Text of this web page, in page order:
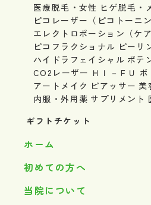
医療脱毛・女性 ヒゲ脱毛・
ピコレーザー（ピコトーニン
エレクトロポーション（ケ
ピコフラクショナル ピーリ
ハイドラフェイシャル ポテ
CO2レーザー ＨＩ－ＦＵ ボ
アートメイク ピアッサー 美
内服・外用薬 サプリメント
ギフトチケット
ホーム
初めての方へ
当院について